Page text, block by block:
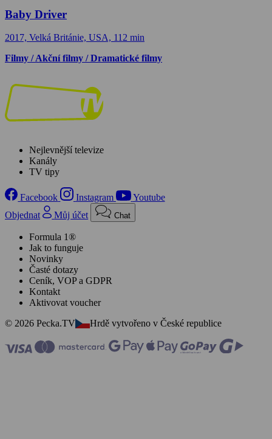
Baby Driver
2017, Velká Británie, USA, 112 min
Filmy / Akční filmy / Dramatické filmy
Nejlevnější televize
Kanály
TV tipy
Facebook Instagram
Youtube
Objednat
Můj účet Chat
Formula 1®
Jak to funguje
Novinky
Časté dotazy
Ceník, VOP a GDPR
Kontakt
Aktivovat voucher
© 2026 Pecka.TV
Hrdě vytvořeno v České republice